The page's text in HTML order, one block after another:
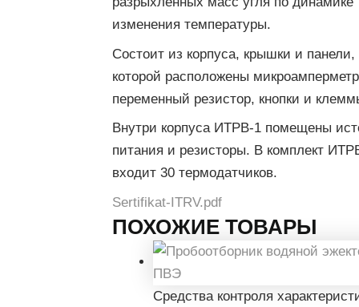
изменения температуры.
Состоит из корпуса, крышки и панели,
которой расположены
переменный резистор, кнопки и
Внутри корпуса ИТРВ-1 помещены
питания и резисторы. В комплект
входит 30 термодатчиков.
Sertifikat-ITRV.pdf
ПОХОЖИЕ ТОВАРЫ
Средства контроля